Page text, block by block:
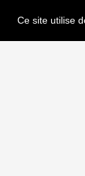
Ce site utilise